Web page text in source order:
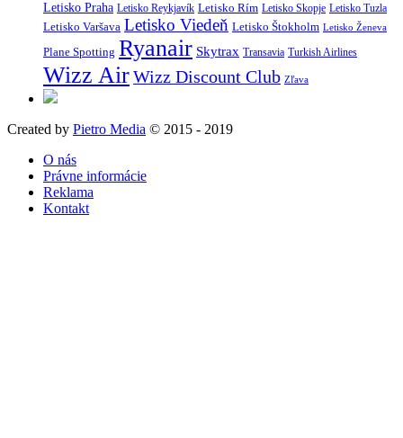
Letisko Praha Letisko Reykjavík Letisko Rím Letisko Skopje Letisko Tuzla
Letisko Varšava Letisko Viedeň Letisko Štokholm Letisko Ženeva
Plane Spotting Ryanair Skytrax Transavia Turkish Airlines
Wizz AirWizz Discount Club Zľava
Created by Pietro Media © 2015 - 2019
O nás
Právne informácie
Reklama
Kontakt